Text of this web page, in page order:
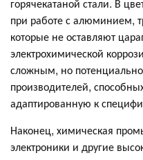
при работе с алюминием,
которые не оставляют
электрохимической
сложным, но
производителей,
адаптированную к
Наконец, химическая
электроники и другие